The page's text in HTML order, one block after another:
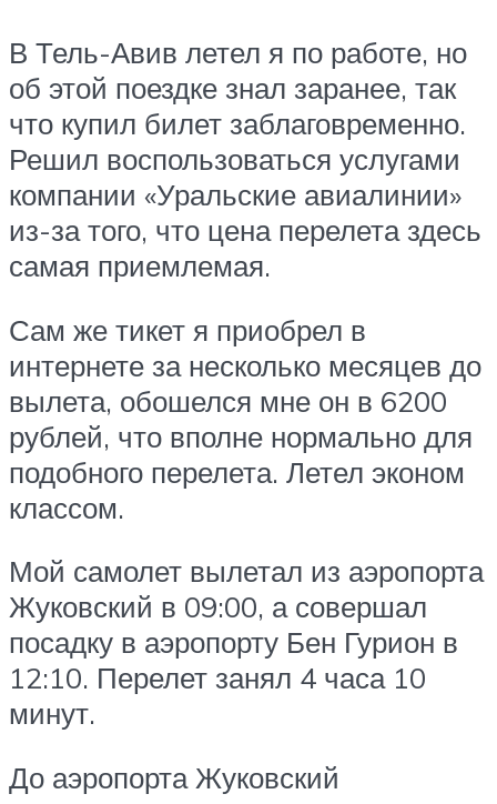
В Тель-Авив летел я по работе, но
об этой поездке знал заранее, так
что купил билет заблаговременно.
Решил воспользоваться услугами
компании «Уральские авиалинии»
из-за того, что цена перелета здесь
самая приемлемая.
Сам же тикет я приобрел в
интернете за несколько месяцев до
вылета, обошелся мне он в 6200
рублей, что вполне нормально для
подобного перелета. Летел эконом
классом.
Мой самолет вылетал из аэропорта
Жуковский в 09:00, а совершал
посадку в аэропорту Бен Гурион в
12:10. Перелет занял 4 часа 10
минут.
До аэропорта Жуковский